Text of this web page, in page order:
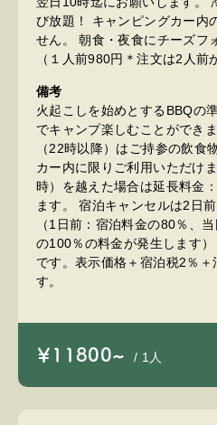
び放題！ キャンピングカー内
せん。 朝食・夜食にチーズフ
（１人前980円＊注文は2人前
備考
火起こしを始めとするBBQの
でキャンプ楽しむことができ
（22時以降）はご持参の飲食
カー内に限りご利用いただけ
時）を越えた場合は延長料金
ます。 宿泊キャンセルは2日
（1日前：宿泊料金の80％、
の100％の料金が発生します
です。表示価格＋宿泊税2％＋
す。
￥11800~ / 1人